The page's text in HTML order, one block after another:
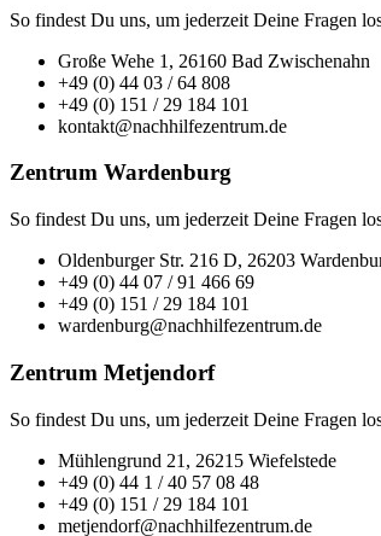
So findest Du uns, um jederzeit Deine Fragen
Große Wehe 1, 26160 Bad Zwischenahn
+49 (0) 44 03 / 64 808
+49 (0) 151 / 29 184 101
kontakt@nachhilfezentrum.de
Zentrum Wardenburg
So findest Du uns, um jederzeit Deine Fragen
Oldenburger Str. 216 D, 26203
+49 (0) 44 07 / 91 466 69
+49 (0) 151 / 29 184 101
wardenburg@nachhilfezentrum.de
Zentrum Metjendorf
So findest Du uns, um jederzeit Deine Fragen
Mühlengrund 21, 26215 Wiefelstede
+49 (0) 44 1 / 40 57 08 48
+49 (0) 151 / 29 184 101
metjendorf@nachhilfezentrum.de